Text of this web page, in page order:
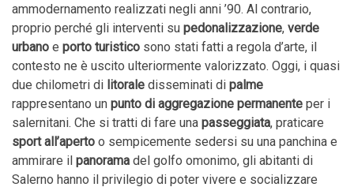
ammodernamento realizzati negli anni ’90. Al contrario,
proprio perché gli interventi su pedonalizzazione, verde
urbano e porto turistico sono stati fatti a regola d’arte, il
contesto ne è uscito ulteriormente valorizzato. Oggi, i quasi
due chilometri di litorale disseminati di palme
rappresentano un punto di aggregazione permanente per i
salernitani. Che si tratti di fare una passeggiata, praticare
sport all’aperto o sempicemente sedersi su una panchina e
ammirare il panorama del golfo omonimo, gli abitanti di
Salerno hanno il privilegio di poter vivere e socializzare